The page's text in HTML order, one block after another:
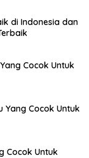
di Indonesia dan
Cocok Untuk
Yang Cocok Untuk
Cocok Untuk